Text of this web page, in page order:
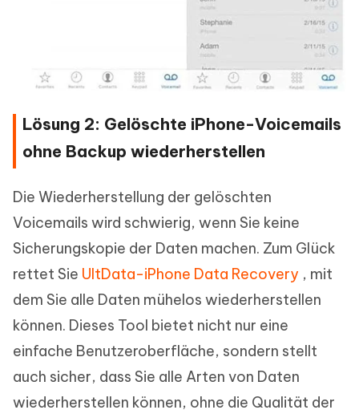
Lösung 2: Gelöschte iPhone-Voicemails
ohne Backup wiederherstellen
Die Wiederherstellung der gelöschten
Voicemails wird schwierig, wenn Sie keine
Sicherungskopie der Daten machen. Zum Glück
rettet Sie UltData-iPhone Data Recovery , mit
dem Sie alle Daten mühelos wiederherstellen
können. Dieses Tool bietet nicht nur eine
einfache Benutzeroberfläche, sondern stellt
auch sicher, dass Sie alle Arten von Daten
wiederherstellen können, ohne die Qualität der